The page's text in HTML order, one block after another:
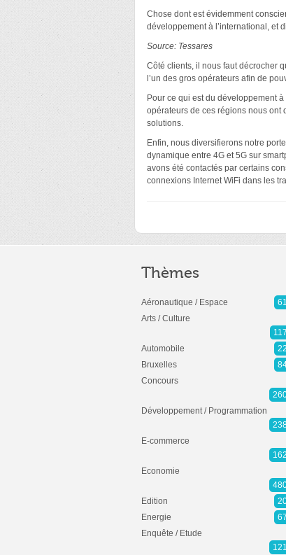
Chose dont est évidemment
développement à l’international, et
Source: Tessares
Côté clients, il nous faut décrocher
l’un des gros opérateurs afin de
Pour ce qui est du développement
opérateurs de ces régions nous ont
solutions.
Enfin, nous diversifierons notre
dynamique entre 4G et 5G sur
avons été contactés par certains
connexions Internet WiFi dans les
Thèmes
Aéronautique / Espace
61
Arts / Culture
117
Automobile
22
Bruxelles
Concours
Développement / Programmation
E-commerce
162
Economie
Edition
Energie
67
Enquête / Etude
121